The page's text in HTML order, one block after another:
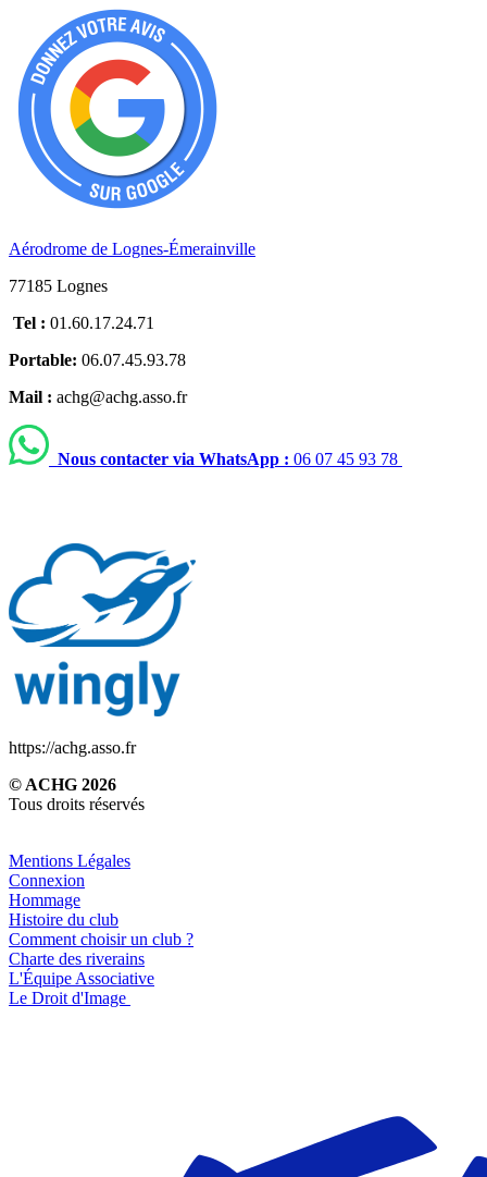
Aérodrome de Lognes-Émerainville
77185 Lognes
Tel : 01.60.17.24.71
Portable: 06.07.45.93.78
Mail : achg@achg.asso.fr
Nous contacter via WhatsApp : 06 07 45 93 78
https://achg.asso.fr
© ACHG 2026
Tous droits réservés
Mentions Légales
Connexion
Hommage
Histoire du club
Comment choisir un club ?
Charte des riverains
L'Équipe Associative
Le Droit d'Image